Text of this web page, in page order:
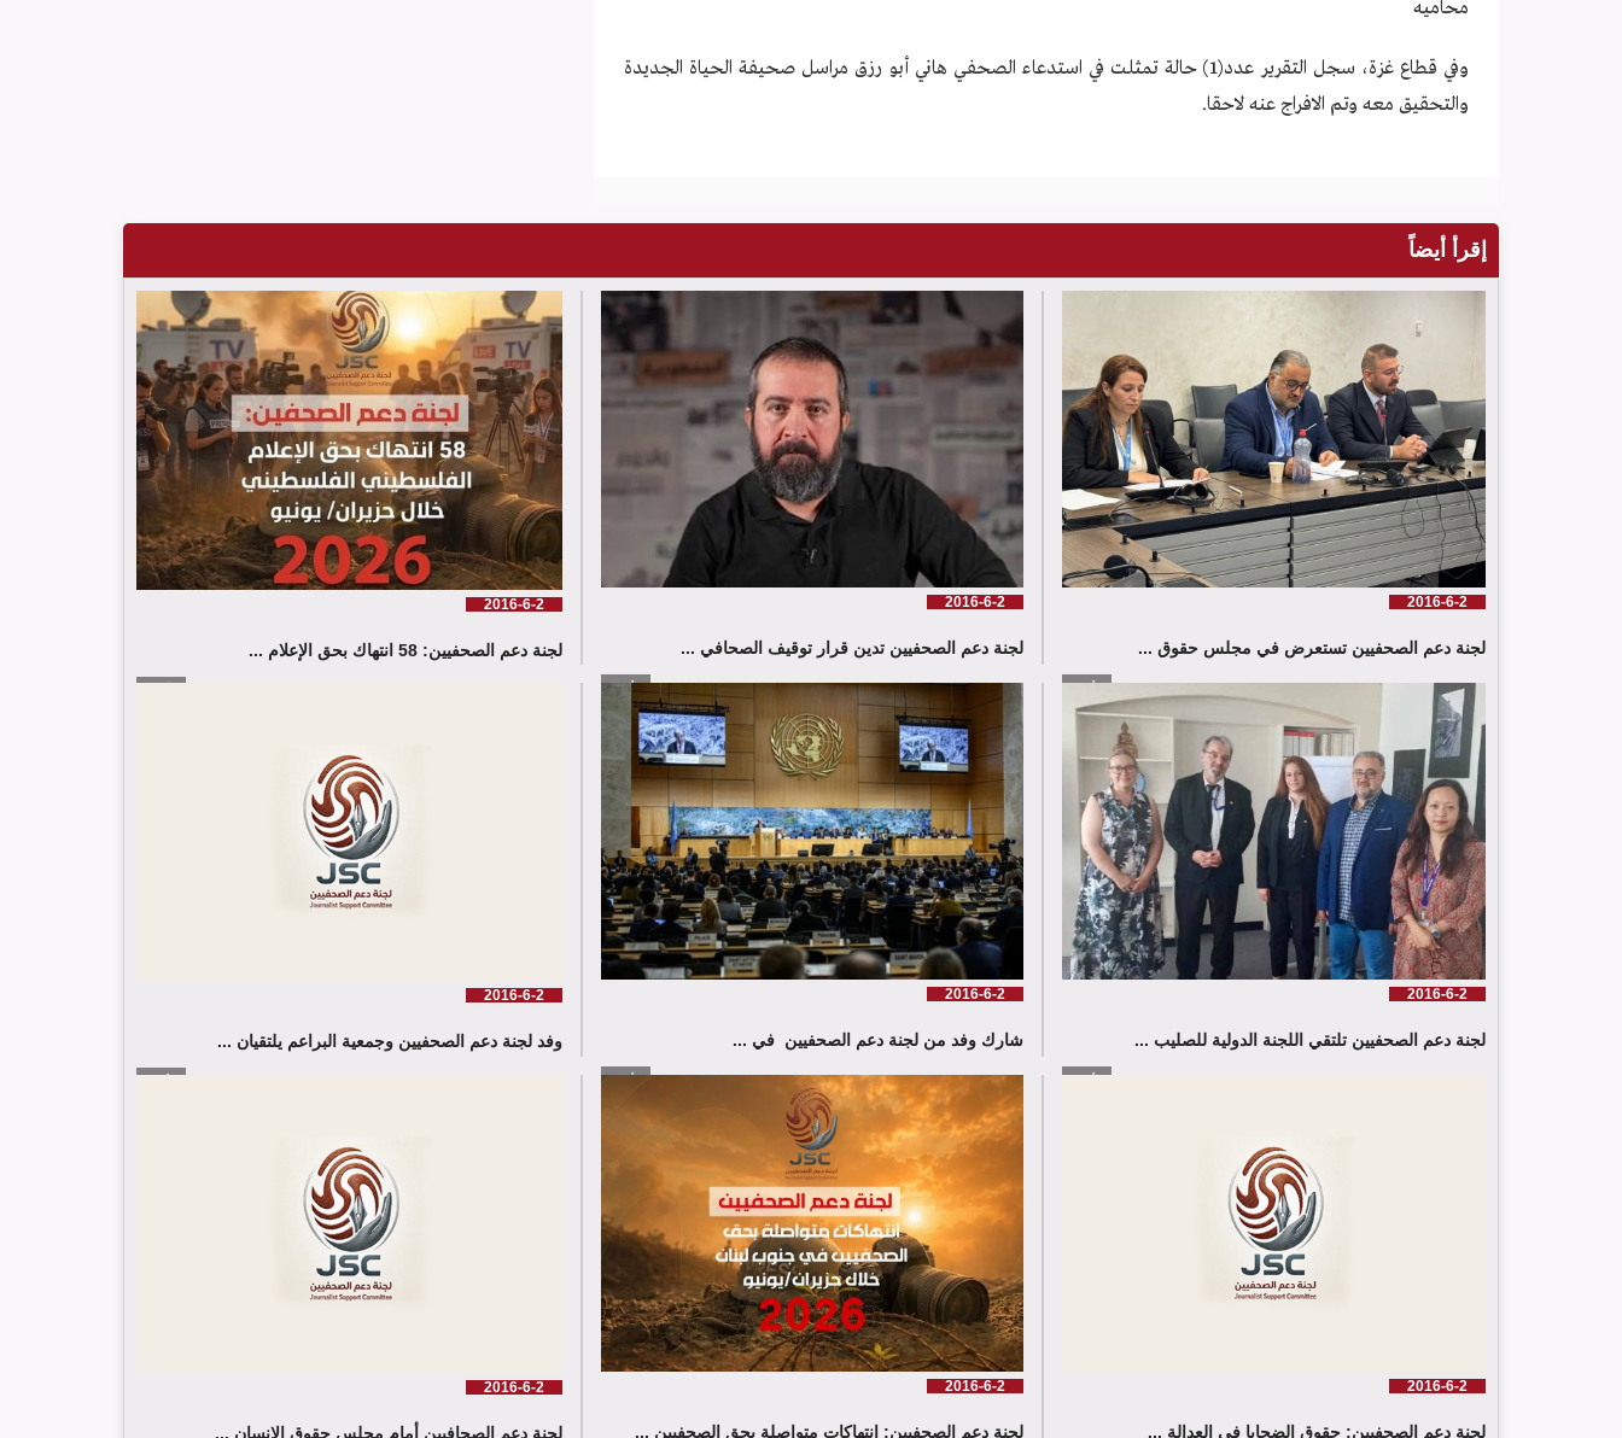
محاميه
وفي قطاع غزة، سجل التقرير عدد(1) حالة تمثلت في استدعاء الصحفي هاني أبو رزق مراسل صحيفة الحياة الجديدة
والتحقيق معه وتم الافراج عنه لاحقا.
إقرأ أيضاً
2016-6-2
لجنة دعم الصحفيين تستعرض في مجلس حقوق ...
2016-6-2
لجنة دعم الصحفيين تدين قرار توقيف الصحافي ...
2016-6-2
لجنة دعم الصحفيين: 58 انتهاك بحق الإعلام ...
2016-6-2
لجنة دعم الصحفيين تلتقي اللجنة الدولية للصليب ...
2016-6-2
شارك وفد من لجنة دعم الصحفيين في ...
2016-6-2
وفد لجنة دعم الصحفيين وجمعية البراعم يلتقيان ...
2016-6-2
لجنة دعم الصحفيين: حقوق الضحايا في العدالة ...
2016-6-2
لجنة دعم الصحفيين: انتهاكات متواصلة بحق الصحفيين ...
2016-6-2
لجنة دعم الصحافيين أمام مجلس حقوق الانسان ...